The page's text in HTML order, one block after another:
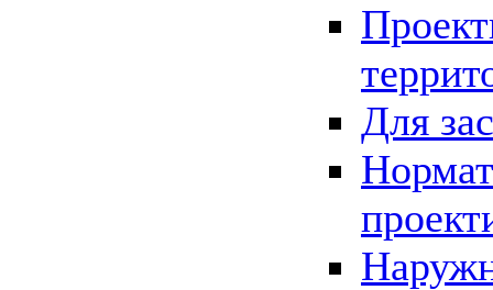
Для